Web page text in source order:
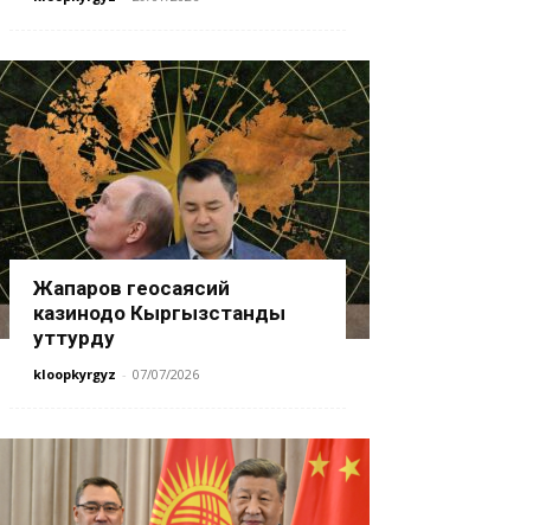
Жапаров геосаясий
казинодо Кыргызстанды
уттурду
kloopkyrgyz - 07/07/2026